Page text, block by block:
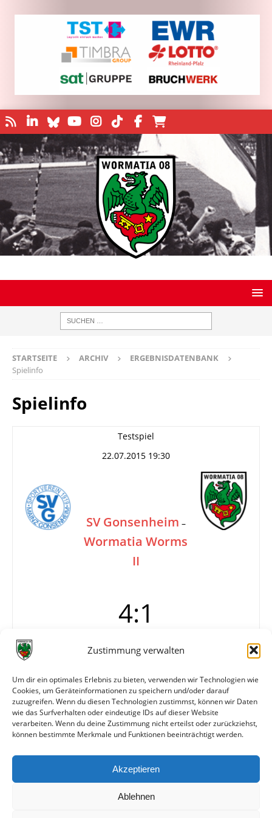
Zustimmung verwalten
Um dir ein optimales Erlebnis zu bieten, verwenden wir Technologien wie
Cookies, um Geräteinformationen zu speichern und/oder darauf
zuzugreifen. Wenn du diesen Technologien zustimmst, können wir Daten
wie das Surfverhalten oder eindeutige IDs auf dieser Website
verarbeiten. Wenn du deine Zustimmung nicht erteilst oder zurückziehst,
können bestimmte Merkmale und Funktionen beeinträchtigt werden.
Akzeptieren
Ablehnen
STARTSEITE ARCHIV
ERGEBNISDATENBANK
Spielinfo
Spielinfo
Testspiel
22.07.2015 19:30
SV Gonsenheim –
Wormatia Worms
II
4:1
2:1 Frey (75.)
3:1 Keyhanfar (82.)
4:1 Klapper (84.)
Alle bisherigen Partien der beiden Mannschaften
anzeigen